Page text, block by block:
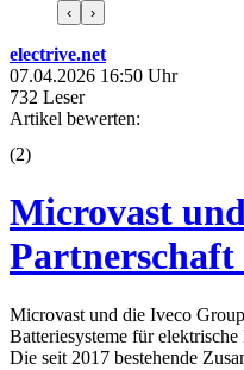
‹ ›
electrive.net
07.04.2026 16:50 Uhr
732 Leser
Artikel bewerten:
(2)
Microvast
Microvast und die Iveco
Batteriesysteme für
Die seit 2017 bestehende